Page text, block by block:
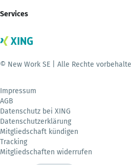
Services
© New Work SE | Alle Rechte
Impressum
AGB
Datenschutz bei XING
Datenschutzerklärung
Mitgliedschaft kündigen
Tracking
Mitgliedschaften widerrufen